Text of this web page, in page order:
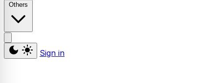
Others
Sign in